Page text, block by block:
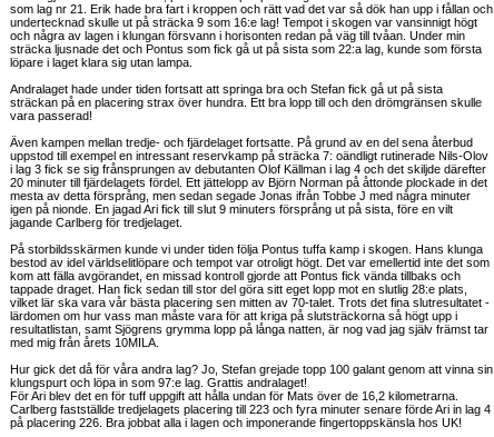
som lag nr 21. Erik hade bra fart i kroppen och rätt vad det var så dök han upp i fållan och
undertecknad skulle ut på sträcka 9 som 16:e lag! Tempot i skogen var vansinnigt högt
och några av lagen i klungan försvann i horisonten redan på väg till tvåan. Under min
sträcka ljusnade det och Pontus som fick gå ut på sista som 22:a lag, kunde som första
löpare i laget klara sig utan lampa.
Andralaget hade under tiden fortsatt att springa bra och Stefan fick gå ut på sista
sträckan på en placering strax över hundra. Ett bra lopp till och den drömgränsen skulle
vara passerad!
Även kampen mellan tredje- och fjärdelaget fortsatte. På grund av en del sena återbud
uppstod till exempel en intressant reservkamp på sträcka 7: oändligt rutinerade Nils-Olov
i lag 3 fick se sig frånsprungen av debutanten Olof Källman i lag 4 och det skiljde därefter
20 minuter till fjärdelagets fördel. Ett jättelopp av Björn Norman på åttonde plockade in det
mesta av detta försprång, men sedan segade Jonas ifrån Tobbe J med några minuter
igen på nionde. En jagad Ari fick till slut 9 minuters försprång ut på sista, före en vilt
jagande Carlberg för tredjelaget.
På storbildsskärmen kunde vi under tiden följa Pontus tuffa kamp i skogen. Hans klunga
bestod av idel världselitlöpare och tempot var otroligt högt. Det var emellertid inte det som
kom att fälla avgörandet, en missad kontroll gjorde att Pontus fick vända tillbaks och
tappade draget. Han fick sedan till stor del göra sitt eget lopp mot en slutlig 28:e plats,
vilket lär ska vara vår bästa placering sen mitten av 70-talet. Trots det fina slutresultatet -
lärdomen om hur vass man måste vara för att kriga på slutsträckorna så högt upp i
resultatlistan, samt Sjögrens grymma lopp på långa natten, är nog vad jag själv främst tar
med mig från årets 10MILA.
Hur gick det då för våra andra lag? Jo, Stefan grejade topp 100 galant genom att vinna sin
klungspurt och löpa in som 97:e lag. Grattis andralaget!
För Ari blev det en för tuff uppgift att hålla undan för Mats över de 16,2 kilometrarna.
Carlberg fastställde tredjelagets placering till 223 och fyra minuter senare förde Ari in lag 4
på placering 226. Bra jobbat alla i lagen och imponerande fingertoppskänsla hos UK!